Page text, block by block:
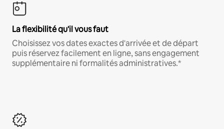
La flexibilité qu'il vous faut
Choisissez vos dates exactes d'arrivée et de départ
puis réservez facilement en ligne, sans engagement
supplémentaire ni formalités administratives.*